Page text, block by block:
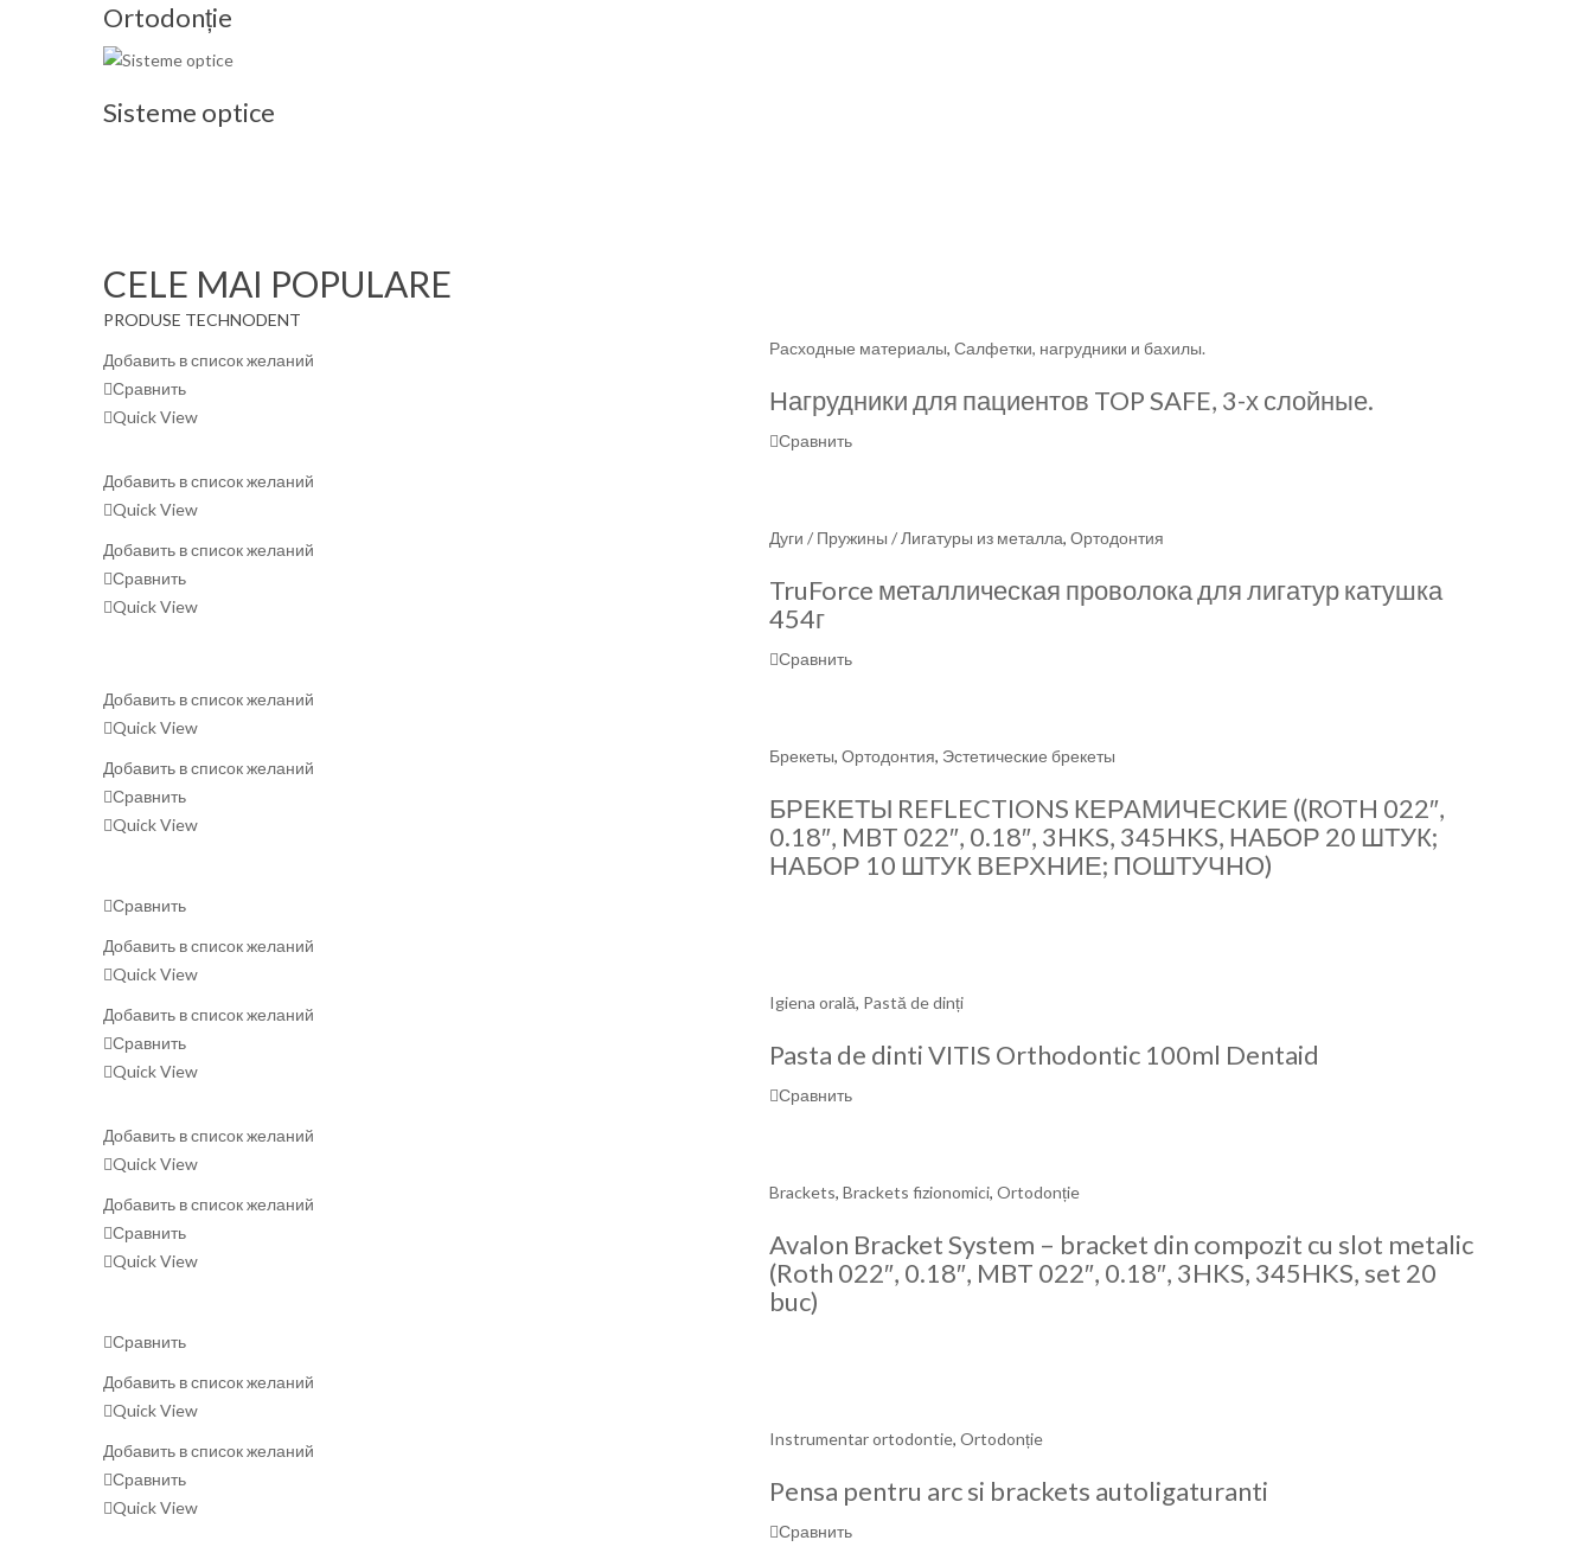
Ortodonție
Sisteme optice
CELE MAI POPULARE
PRODUSE TECHNODENT
Добавить в список желаний
Сравнить
Quick View
Расходные материалы, Салфетки, нагрудники и бахилы.
Нагрудники для пациентов TOP SAFE, 3-х слойные.
Сравнить
Добавить в список желаний
Quick View
Добавить в список желаний
Сравнить
Quick View
Дуги / Пружины / Лигатуры из металла, Ортодонтия
TruForce металлическая проволока для лигатур катушка
454г
Сравнить
Добавить в список желаний
Quick View
Добавить в список желаний
Сравнить
Quick View
Брекеты, Ортодонтия, Эстетические брекеты
БРЕКЕТЫ REFLECTIONS КЕРАМИЧЕСКИЕ ((ROTH 022″,
0.18″, MBT 022″, 0.18″, 3HKS, 345HKS, НАБОР 20 ШТУК;
НАБОР 10 ШТУК ВЕРХНИЕ; ПОШТУЧНО)
Сравнить
Добавить в список желаний
Quick View
Добавить в список желаний
Сравнить
Quick View
Igiena orală, Pastă de dinți
Pasta de dinti VITIS Orthodontic 100ml Dentaid
Сравнить
Добавить в список желаний
Quick View
Добавить в список желаний
Сравнить
Quick View
Brackets, Brackets fizionomici, Ortodonție
Avalon Bracket System – bracket din compozit cu slot metalic
(Roth 022″, 0.18″, MBT 022″, 0.18″, 3HKS, 345HKS, set 20
buc)
Сравнить
Добавить в список желаний
Quick View
Добавить в список желаний
Сравнить
Quick View
Instrumentar ortodontie, Ortodonție
Pensa pentru arc si brackets autoligaturanti
Сравнить